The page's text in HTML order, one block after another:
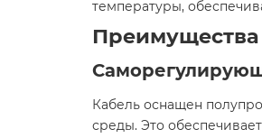
температуры,
Кабель оснащен
среды. Это